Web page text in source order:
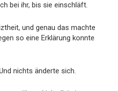
bei ihr, bis sie einschläft.
und genau das machte
so eine Erklärung konnte
nichts änderte sich.